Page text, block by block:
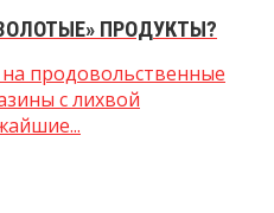
ПРОДУКТЫ?
продовольственные
с лихвой